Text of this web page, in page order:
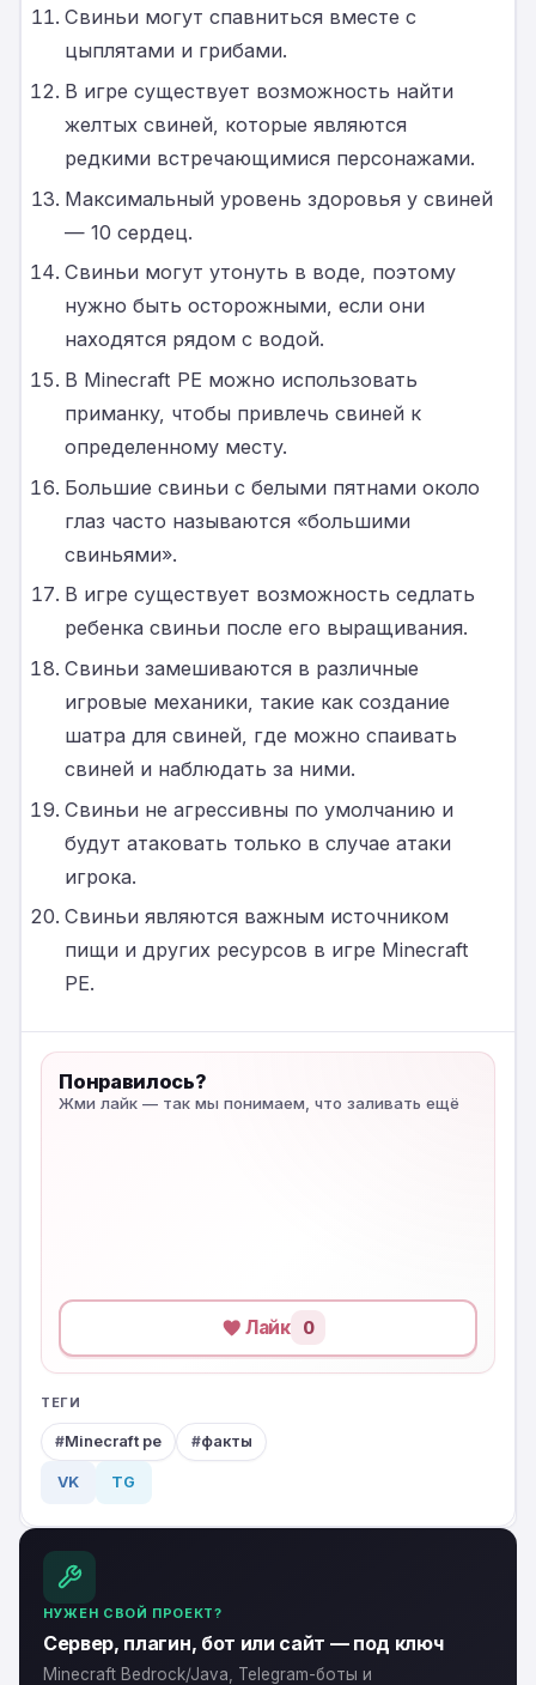
Свиньи могут спавниться вместе с
цыплятами и грибами.
В игре существует возможность найти
желтых свиней, которые являются
редкими встречающимися персонажами.
Максимальный уровень здоровья у свиней
— 10 сердец.
Свиньи могут утонуть в воде, поэтому
нужно быть осторожными, если они
находятся рядом с водой.
В Minecraft PE можно использовать
приманку, чтобы привлечь свиней к
определенному месту.
Большие свиньи с белыми пятнами около
глаз часто называются «большими
свиньями».
В игре существует возможность седлать
ребенка свиньи после его выращивания.
Свиньи замешиваются в различные
игровые механики, такие как создание
шатра для свиней, где можно спаивать
свиней и наблюдать за ними.
Свиньи не агрессивны по умолчанию и
будут атаковать только в случае атаки
игрока.
Свиньи являются важным источником
пищи и других ресурсов в игре Minecraft
PE.
Понравилось?
Жми лайк — так мы понимаем, что заливать ещё
Лайк 0
ТЕГИ
Minecraft pe факты
VK TG
НУЖЕН СВОЙ ПРОЕКТ?
Сервер, плагин, бот или сайт — под ключ
Minecraft Bedrock/Java, Telegram-боты и